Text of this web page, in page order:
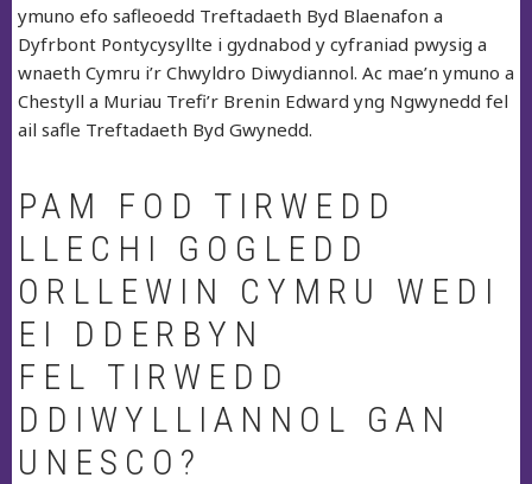
ymuno efo safleoedd Treftadaeth Byd Blaenafon a
Dyfrbont Pontycysyllte i gydnabod y cyfraniad pwysig a
wnaeth Cymru i’r Chwyldro Diwydiannol. Ac mae’n ymuno a
Chestyll a Muriau Trefi’r Brenin Edward yng Ngwynedd fel
ail safle Treftadaeth Byd Gwynedd.
PAM FOD TIRWEDD
LLECHI GOGLEDD
ORLLEWIN CYMRU WEDI
EI DDERBYN
FEL TIRWEDD
DDIWYLLIANNOL GAN
UNESCO?